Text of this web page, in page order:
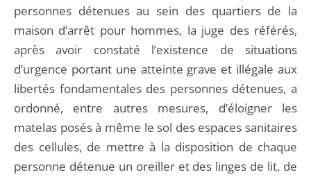
personnes détenues au sein des quartiers de la
maison d’arrêt pour hommes, la juge des référés,
après avoir constaté l’existence de situations
d’urgence portant une atteinte grave et illégale aux
libertés fondamentales des personnes détenues, a
ordonné, entre autres mesures, d’éloigner les
matelas posés à même le sol des espaces sanitaires
des cellules, de mettre à la disposition de chaque
personne détenue un oreiller et des linges de lit, de